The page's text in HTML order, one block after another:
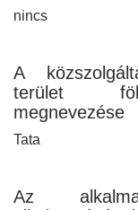
nincs
A
terület
megnevezése
Tata
Az